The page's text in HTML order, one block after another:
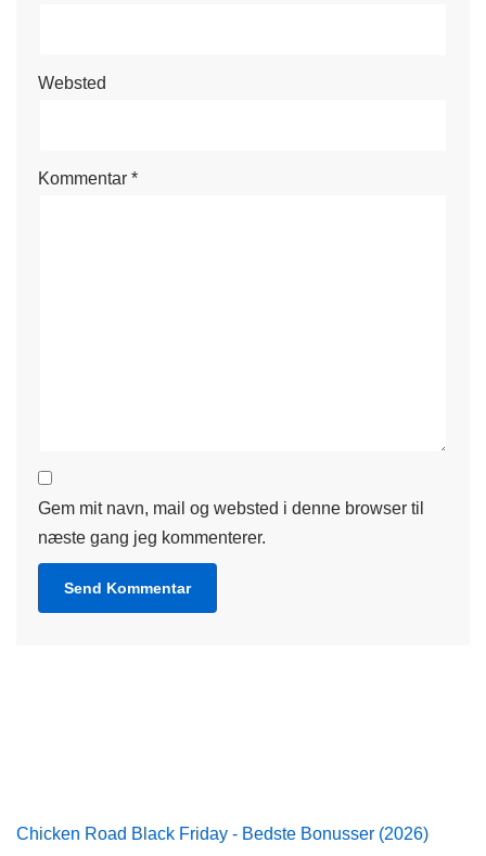
Websted
Kommentar *
Gem mit navn, mail og websted i denne browser til
næste gang jeg kommenterer.
Chicken Road Black Friday - Bedste Bonusser (2026)